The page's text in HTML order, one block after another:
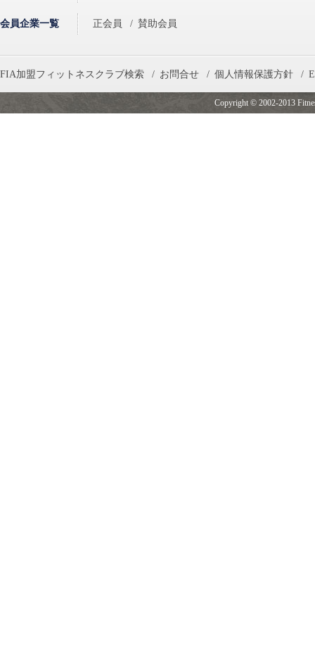
会員企業一覧 正会員 / 賛助会員
FIA加盟フィットネスクラブ検索 / お問合せ / 個人情報保護方針 /
Copyright © 2002-2013